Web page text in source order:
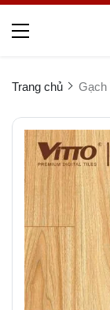
Trang chủ Gạch